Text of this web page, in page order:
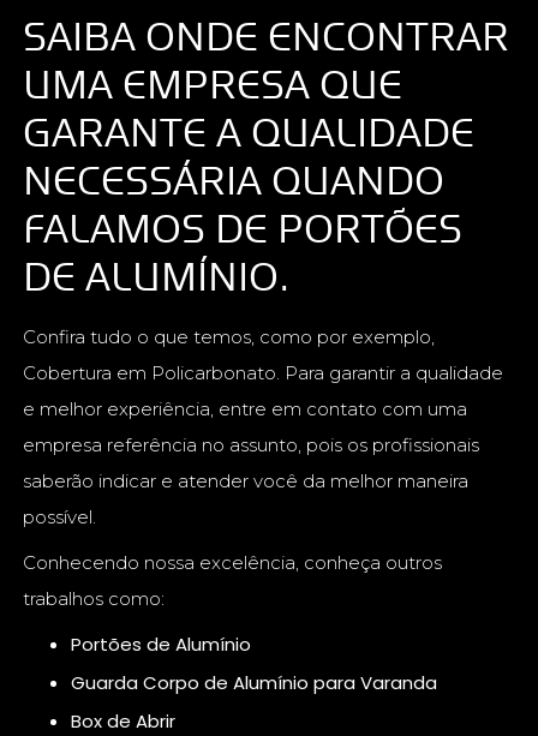
SAIBA ONDE ENCONTRAR
UMA EMPRESA QUE
GARANTE A QUALIDADE
NECESSÁRIA QUANDO
FALAMOS DE PORTÕES
DE ALUMÍNIO.
Confira tudo o que temos, como por exemplo,
Cobertura em Policarbonato. Para garantir a qualidade
e melhor experiência, entre em contato com uma
empresa referência no assunto, pois os profissionais
saberão indicar e atender você da melhor maneira
possível.
Conhecendo nossa excelência, conheça outros
trabalhos como:
Portões de Alumínio
Guarda Corpo de Alumínio para Varanda
Box de Abrir